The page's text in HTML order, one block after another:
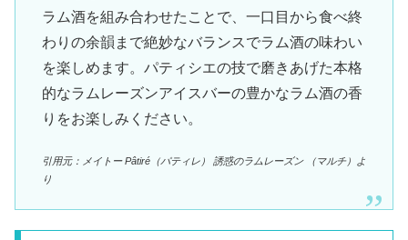
ラム酒を組み合わせたことで、一口目から食べ終
わりの余韻まで絶妙なバランスでラム酒の味わい
を楽しめます。パティシエの技で磨きあげた本格
的なラムレーズンアイスバーの豊かなラム酒の香
りをお楽しみください。
引用元：メイトー Pâtiré（パティレ） 誘惑のラムレーズン （マルチ）よ
り